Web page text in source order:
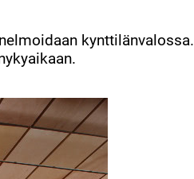
kynttilänvalossa.